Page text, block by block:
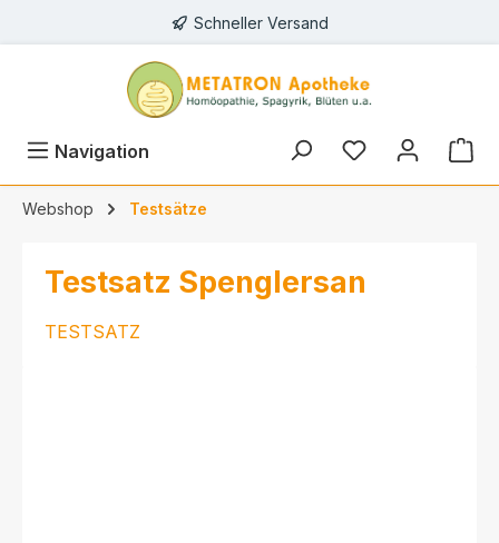
Schneller Versand
Navigation
Webshop Testsätze
Testsatz Spenglersan
TESTSATZ